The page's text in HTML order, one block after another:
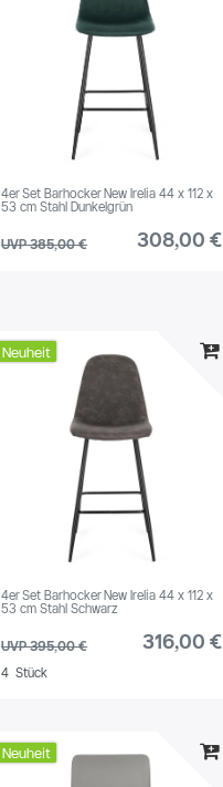
4er Set Barhocker New Irelia 44 x 112 x
53 cm Stahl Dunkelgrün
UVP 385,00 € 308,00 €
Neuheit
4er Set Barhocker New Irelia 44 x 112 x
53 cm Stahl Schwarz
UVP 395,00 € 316,00 €
4 Stück
Neuheit